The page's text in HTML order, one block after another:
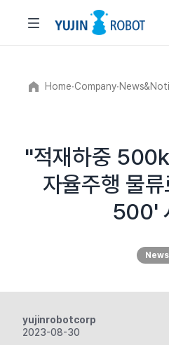
Home∙Company∙
"적재하중
자율주행 물
500'
News
yujinrobotcorp
2023-08-30